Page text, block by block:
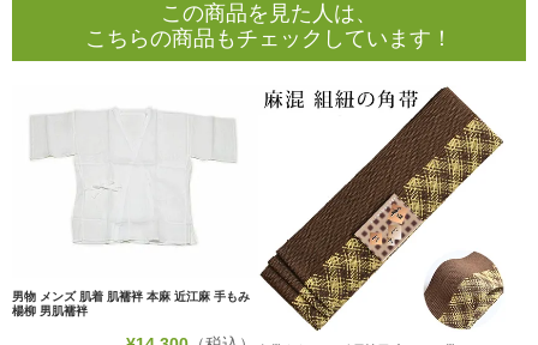
この商品を見た人は、
こちらの商品もチェックしています！
男物 メンズ 肌着 肌襦袢 本麻 近江麻 手もみ
楊柳 男肌襦袢